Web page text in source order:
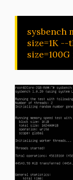
sysbench
size=1K